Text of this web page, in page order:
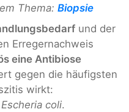
Thema: Biopsie
und der
Erregernachweis
eine Antibiose
gegen die häufigsten
wirkt:
Escheria coli.